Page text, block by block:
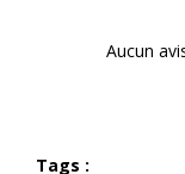
Aucun
Tags :